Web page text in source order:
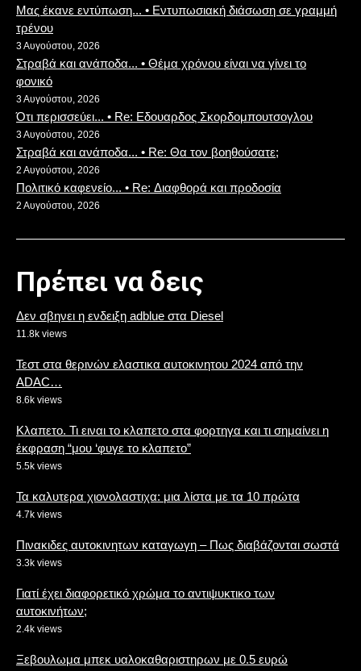
Μας έκανε εντύπωση... • Εντυπωσιακή διάσωση σε γραμμή
τρένου
3 Αυγούστου, 2026
Στραβά και ανάποδα... • Θέμα χρόνου είναι να γίνει το
φονικό
3 Αυγούστου, 2026
Ότι περισσεύει... • Re: Eδουαρδος Σκορδομπουτσογλου
3 Αυγούστου, 2026
Στραβά και ανάποδα... • Re: Θα τον βοηθούσατε;
2 Αυγούστου, 2026
Πολιτικό καφενείο... • Re: Διαφθορά και προδοσία
2 Αυγούστου, 2026
Πρέπει να δεις
Δεν σβηνει η ενδειξη adblue στα Diesel
11.8k views
Τεστ στα θερινών ελαστικα αυτοκινητου 2024 από την
ADAC…
8.6k views
Κλαπετο. Τι ειναι το κλαπετο στα φορτηγα και τι σημαίνει η
έκφραση “μου ‘φυγε το κλαπετο”
5.5k views
Τα καλυτερα χιονολαστιχα: μια λίστα με τα 10 πρώτα
4.7k views
Πινακιδες αυτοκινητων καταγωγη – Πως διαβάζονται σωστά
3.3k views
Γιατί έχει διαφορετικό χρώμα το αντιψυκτικο των
αυτοκινήτων;
2.4k views
Ξεβουλωμα μπεκ υαλοκαθαριστηρων με 0.5 ευρώ